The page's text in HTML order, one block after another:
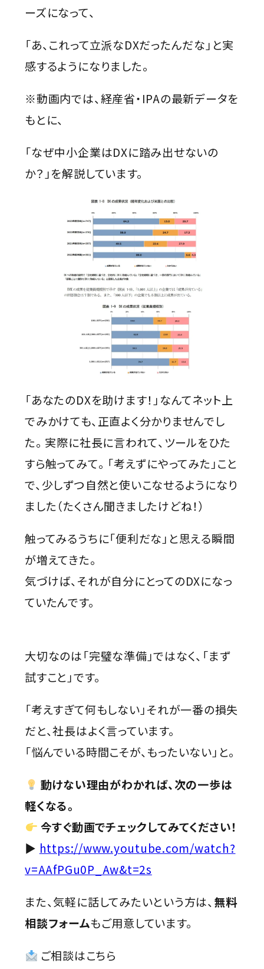
ーズになって、
「あ、これって立派なDXだったんだな」と実
感するようになりました。
※動画内では、経産省・IPAの最新データを
もとに、
「なぜ中小企業はDXに踏み出せないの
か？」を解説しています。
「あなたのDXを助けます！」なんてネット上
でみかけても、正直よく分かりませんでし
た。 実際に社長に言われて、ツールをひた
すら触ってみて。 「考えずにやってみた」こと
で、少しずつ自然と使いこなせるようになり
ました（たくさん聞きましたけどね！）
触ってみるうちに「便利だな」と思える瞬間
が増えてきた。
気づけば、それが自分にとってのDXになっ
ていたんです。
大切なのは「完璧な準備」ではなく、「まず
試すこと」です。
「考えすぎて何もしない」――それが一番の損失
だと、社長はよく言っています。
「悩んでいる時間こそが、もったいない」と。
動けない理由がわかれば、次の一歩は
軽くなる。
今すぐ動画でチェックしてみてください！
▶ https://www.youtube.com/watch?
v=AAfPGu0P_Aw&t=2s
また、気軽に話してみたいという方は、 無料
相談フォームもご用意しています。
ご相談はこちら